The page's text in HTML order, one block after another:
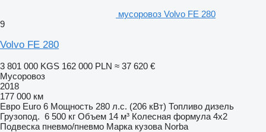
мусоровоз Volvo FE 280
9
Volvo FE 280
3 801 000 KGS 162 000 PLN ≈ 37 620 €
Мусоровоз
2018
177 000 км
Евро Euro 6 Мощность 280 л.с. (206 кВт) Топливо дизель
Грузопод. 6 500 кг Объем 14 м³ Колесная формула 4x2
Подвеска пневмо/пневмо Марка кузова Norba